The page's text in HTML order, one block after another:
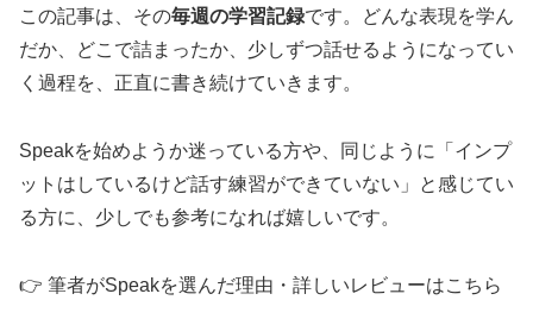
この記事は、その毎週の学習記録です。どんな表現を学ん
だか、どこで詰まったか、少しずつ話せるようになってい
く過程を、正直に書き続けていきます。
Speakを始めようか迷っている方や、同じように「インプ
ットはしているけど話す練習ができていない」と感じてい
る方に、少しでも参考になれば嬉しいです。
👉 筆者がSpeakを選んだ理由・詳しいレビューはこちら